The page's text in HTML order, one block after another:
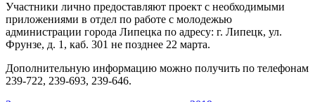
Участники лично предоставляют проект с необходимыми
приложениями в отдел по работе с молодежью
администрации города Липецка по адресу: г. Липецк, ул.
Фрунзе, д. 1, каб. 301 не позднее 22 марта.
Дополнительную информацию можно получить по телефонам
239-722, 239-693, 239-646.